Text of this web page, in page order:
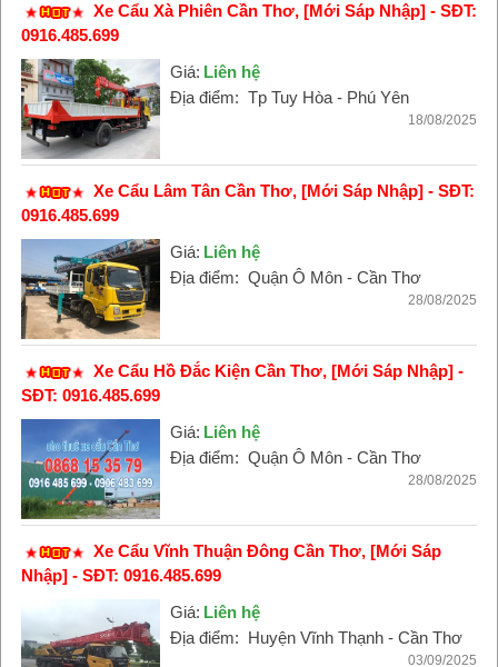
Xe Cẩu Xà Phiên Cần Thơ, [Mới Sáp Nhập] - SĐT:
0916.485.699
Giá: Liên hệ
Địa điểm: Tp Tuy Hòa - Phú Yên
18/08/2025
Xe Cẩu Lâm Tân Cần Thơ, [Mới Sáp Nhập] - SĐT:
0916.485.699
Giá: Liên hệ
Địa điểm: Quận Ô Môn - Cần Thơ
28/08/2025
Xe Cẩu Hồ Đắc Kiện Cần Thơ, [Mới Sáp Nhập] -
SĐT: 0916.485.699
Giá: Liên hệ
Địa điểm: Quận Ô Môn - Cần Thơ
28/08/2025
Xe Cẩu Vĩnh Thuận Đông Cần Thơ, [Mới Sáp
Nhập] - SĐT: 0916.485.699
Giá: Liên hệ
Địa điểm: Huyện Vĩnh Thạnh - Cần Thơ
03/09/2025